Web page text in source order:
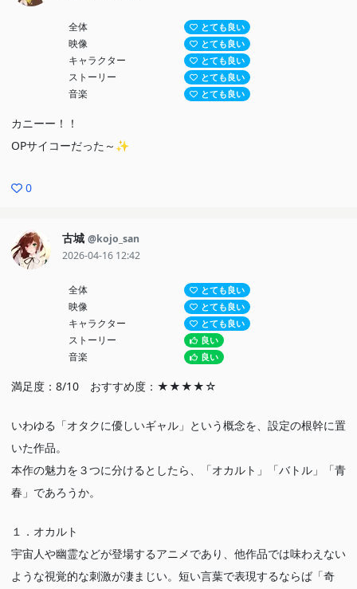
全体 とても良い
映像 とても良い
キャラクター とても良い
ストーリー とても良い
音楽 とても良い
カニーー！！
OPサイコーだった～✨
0
古城 @kojo_san
2026-04-16 12:42
全体 とても良い
映像 とても良い
キャラクター とても良い
ストーリー 良い
音楽 良い
満足度：8/10 おすすめ度：★★★★☆
いわゆる「オタクに優しいギャル」という概念を、設定の根幹に置
いた作品。
本作の魅力を３つに分けるとしたら、「オカルト」「バトル」「青
春」であろうか。
１．オカルト
宇宙人や幽霊などが登場するアニメであり、他作品では味わえない
ような視覚的な刺激が凄まじい。短い言葉で表現するならば「奇